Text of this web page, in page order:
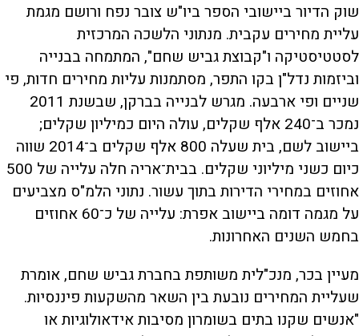
שוק הדיור ביישובי הספר ביו"ש צובר נפח ורושם מגמת
עליית מחירים עקבית. מנתוני הלשכה המרכזית
לסטטיסטיקה ו"קבוצת גביש שחם", המתמחה בבנייה
וביזמות נדל"ן בקו התפר, מסתמנות עליות מחירים חדות, פי
שניים ופי ארבעה. מגרש לבנייה בברקן, שבשנת 2011
נמכר ב־240 אלף שקלים, עולה היום כמיליון שקלים;
ביישוב לשם, בית שעלה 800 אלף שקלים ב־2014 שווה
כיום כשני מיליוני שקלים. בבית־אריה חלה עלייה של 500
אחוזים במחירי הדירות בתוך עשור. נתוני הלמ"ס מצביעים
על מגמה דומה ביישוב אפרת: עלייה של כ־60 אחוזים
בחמש השנים האחרונות.
מעיין בכר, מנכ"לית משותפת בחברת גביש שחם, אומרת
שעליית המחירים נובעת בין השאר מהשקעות פיננסיות.
"אנשים שקנו בתים בשומרון מסיבות אידאולוגיות או